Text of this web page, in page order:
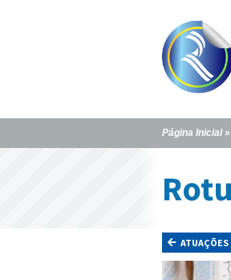
Página Inicial»
ATUAÇÕES